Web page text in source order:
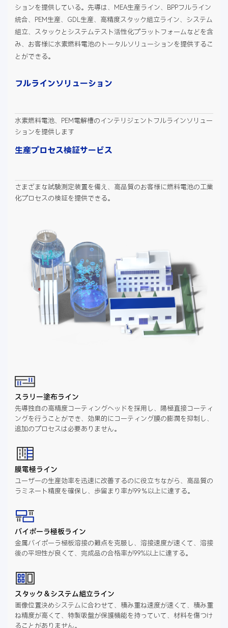
ションを提供している。先導は、MEA生産ライン、BPPフルライン
統合、PEM生産、GDL生産、高精度スタック組立ライン、システム
組立、スタックとシステムテスト活性化プラットフォームなどを含
み、お客様に水素燃料電池のトータルソリューションを提供するこ
とができる。
フルラインソリューション
水素燃料電池、PEM電解槽のインテリジェントフルラインソリュー
ションを提供します
生産プロセス検証サービス
さまざまな試験測定装置を備え、高品質のお客様に燃料電池の工業
化プロセスの検証を提供できる。
スラリー塗布ライン
先導独自の高精度コーティングヘッドを採用し、陽極直接コーティ
ングを行うことができ、効果的にコーティング膜の膨潤を抑制し、
追加のプロセスは必要ありません。
膜電極ライン
ユーザーの生産効率を迅速に改善するのに役立ちながら、高品質の
ラミネート精度を確保し、歩留まり率が99％以上に達する。
バイポーラ極板ライン
金属バイポーラ極板溶接の難点を克服し、溶接速度が速くて、溶接
後の平坦性が良くて、完成品の合格率が99%以上に達する。
スタック＆システム組立ライン
画像位置決めシステムに合わせて、積み重ね速度が速くて、積み重
ね精度が高くて、特製吸盤が保護機能を持っていて、材料を傷つけ
ることがありません。